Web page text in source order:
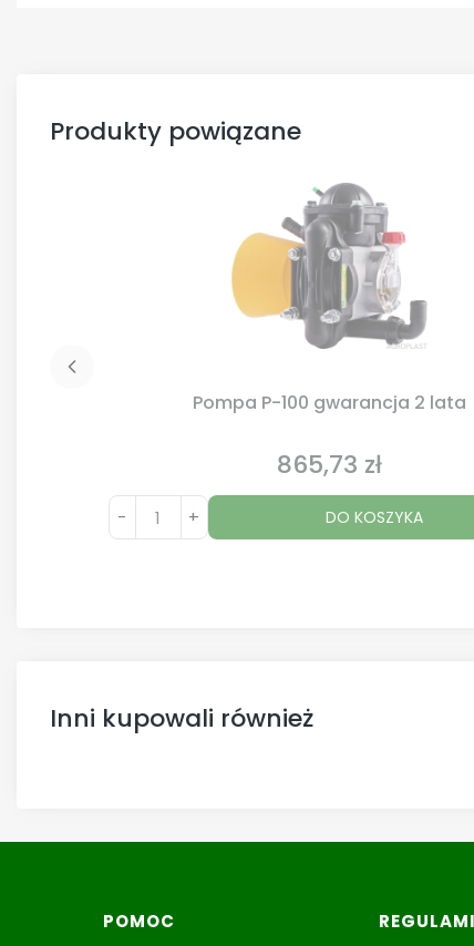
Produkty powiązane
Pompa P-100 gwarancja 2 lata
Cena
865,73 zł
- + DO KOSZYKA
Inni kupowali również
Linki w stopce
POMOC